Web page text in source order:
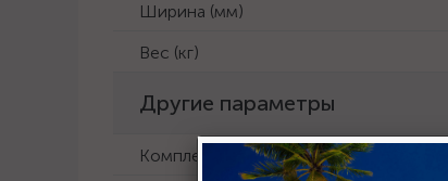
Ширина (мм)
Вес (кг)
Другие параметры
Комплектация